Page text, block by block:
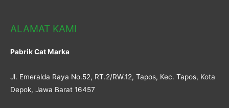
ALAMAT KAMI
Pabrik Cat Marka
Jl. Emeralda Raya No.52, RT.2/RW.12, Tapos, Kec. Tapos, Kota
Depok, Jawa Barat 16457